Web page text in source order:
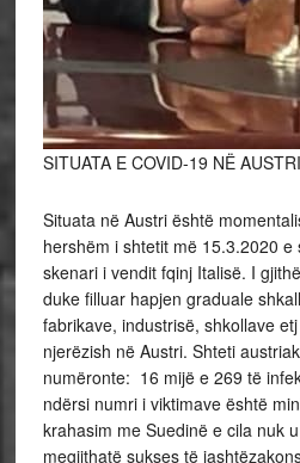
SITUATA E COVID-19 NË AUSTRI
Situata në Austri është
hershëm i shtetit më 15.3.2020 e
skenari i vendit fqinj Italisë. I
duke filluar hapjen graduale
fabrikave, industrisë, shkollave
njerëzish në Austri. Shteti
numëronte: 16 mijë e 269 të
ndërsi numri i viktimave është
krahasim me Suedinë e cila nuk
megjithatë sukses të